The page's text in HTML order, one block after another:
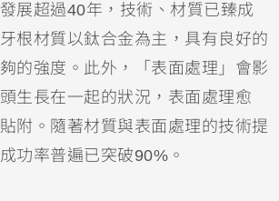
展超過40年，技術、材質已臻成
根材質以鈦合金為主，具有良好的
的強度。此外，「表面處理」會影
生長在一起的狀況，表面處理愈
附。隨著材質與表面處理的技術提
功率普遍已突破90%。